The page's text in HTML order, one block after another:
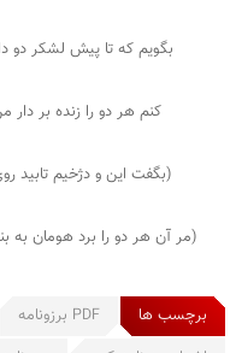
بگویم که تا پیش لشکر دو
کنم هر دو را زنده بر دار
(بگفت این و دژخیم تابید
(مر آن هر دو را برد هومان به
برچسب ها
PDF برزونامه